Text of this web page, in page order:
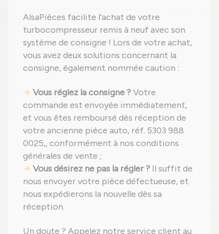
AlsaPièces facilite l'achat de votre
turbocompresseur remis à neuf avec son
système de consigne ! Lors de votre achat,
vous avez deux solutions concernant la
consigne, également nommée caution :
Vous réglez la consigne ?Votre
commande est envoyée immédiatement,
et vous êtes remboursé dès réception de
votre ancienne pièce auto, réf. 5303 988
0025,, conformément à nos conditions
générales de vente ;
Vous désirez ne pas la régler ? Il suffit de
nous envoyer votre pièce défectueuse, et
nous expédierons la nouvelle dès sa
réception.
Un doute ? Appelez notre service client au